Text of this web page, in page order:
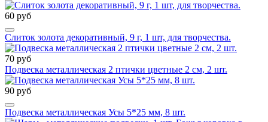
60 руб
Слиток золота декоративный, 9 г, 1 шт, для творчества.
70 руб
Подвеска металлическая 2 птички цветные 2 см, 2 шт.
90 руб
Подвеска металлическая Усы 5*25 мм, 8 шт.